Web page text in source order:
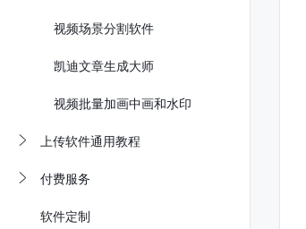
视频场景分割软件
凯迪文章生成大师
视频批量加画中画和水印
上传软件通用教程
付费服务
软件定制